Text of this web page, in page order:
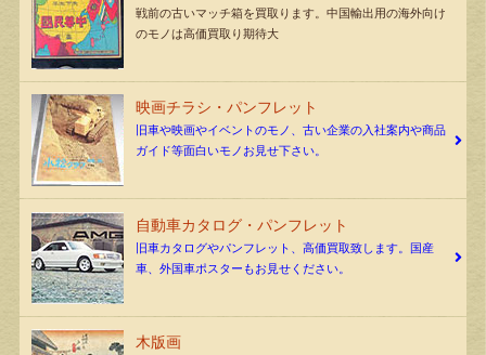
戦前の古いマッチ箱を買取ります。中国輸出用の海外向け
のモノは高価買取り期待大
映画チラシ・パンフレット
旧車や映画やイベントのモノ、古い企業の入社案内や商品
ガイド等面白いモノお見せ下さい。
自動車カタログ・パンフレット
旧車カタログやパンフレット、高価買取致します。国産
車、外国車ポスターもお見せください。
木版画